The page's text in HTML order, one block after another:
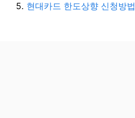
현대카드 한도상향 신청방법